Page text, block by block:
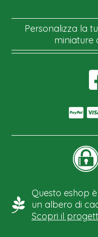
Personalizza la
miniature
Questo eshop
un albero di
Scopri il